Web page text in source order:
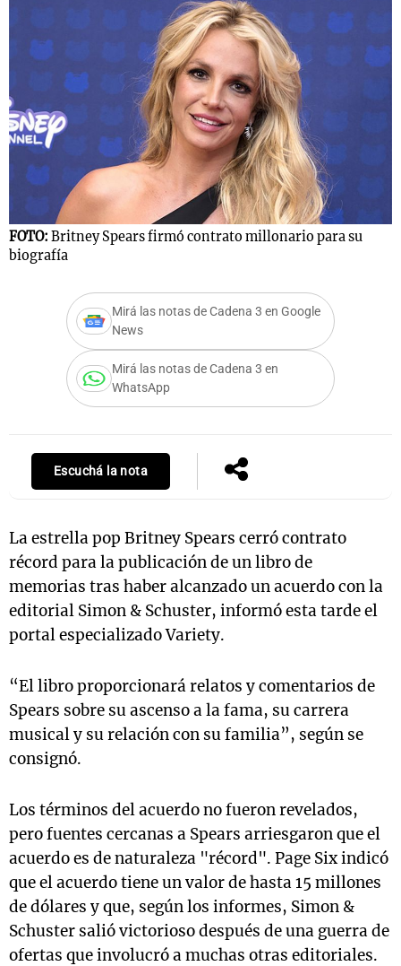
FOTO: Britney Spears firmó contrato millonario para su
biografía
Mirá las notas de Cadena 3 en Google
News
Mirá las notas de Cadena 3 en
WhatsApp
Escuchá la nota
La estrella pop Britney Spears cerró contrato
récord para la publicación de un libro de
memorias tras haber alcanzado un acuerdo con la
editorial Simon & Schuster, informó esta tarde el
portal especializado Variety.
“El libro proporcionará relatos y comentarios de
Spears sobre su ascenso a la fama, su carrera
musical y su relación con su familia”, según se
consignó.
Los términos del acuerdo no fueron revelados,
pero fuentes cercanas a Spears arriesgaron que el
acuerdo es de naturaleza "récord". Page Six indicó
que el acuerdo tiene un valor de hasta 15 millones
de dólares y que, según los informes, Simon &
Schuster salió victorioso después de una guerra de
ofertas que involucró a muchas otras editoriales.
Notas
Mundial 2026
La Sole en
Cadena 3